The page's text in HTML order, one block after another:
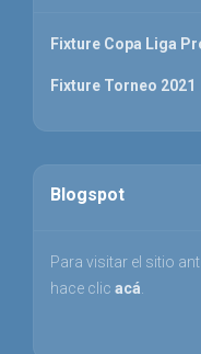
Fixture Copa Liga
Fixture Torneo 2021
Blogspot
Para visitar el sitio
hace clic acá